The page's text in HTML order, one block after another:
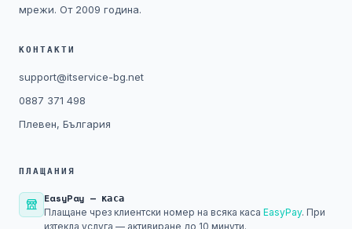
Правна информация
GDPR
Контакти
Блог
мрежи. От 2009 година.
КОНТАКТИ
support@itservice-bg.net
0887 371 498
Плевен, България
ПЛАЩАНИЯ
EasyPay — каса
Плащане чрез клиентски номер на всяка каса EasyPay. При
изтекла услуга — активиране до 10 минути.